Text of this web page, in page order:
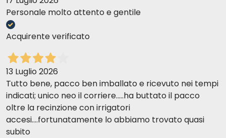
THUNFISCH MIT RINDERFILETS
Zusammensetzung:
Reis 1,5 %
Nahrungsergänzungsmittel /kg
mg, Taurin 160 mg
Analytische Bestandteile: Protein 12 %, Rohöle und -
fette 0,8 %, Rohfaser 0,5 %, Rohasche 1 %, Feuchtigkeit
85 %
79,9 kcal/100 g
Omar E
Ottimo rapporto qualità/prezzo rispetto ai costi del negozio fisico!
PATRIZIA S
Squisiti.
Giorgia S
Personale molto attento e gentile
Acquirente verificato
13 Luglio 2026
Tutto bene, pacco ben imballato e ricevuto nei tempi
indicati; unico neo il corriere.....ha buttato il pacco
oltre la recinzione con irrigatori
accesi....fortunatamente lo abbiamo trovato quasi
subito